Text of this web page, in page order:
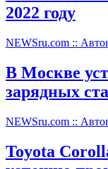
2022 году
NEWSru.com ::
В Москве
зарядных
NEWSru.com ::
Toyota